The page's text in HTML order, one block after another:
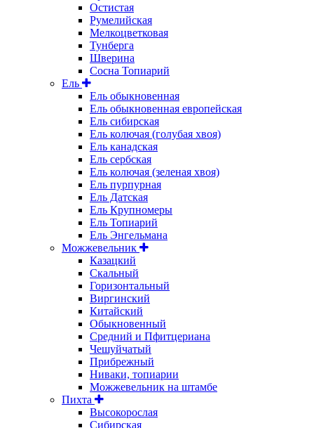
Остистая
Румелийская
Мелкоцветковая
Тунберга
Шверина
Сосна Топиарий
Ель
Ель обыкновенная
Ель обыкновенная европейская
Ель сибирская
Ель колючая (голубая хвоя)
Ель канадская
Ель сербская
Ель колючая (зеленая хвоя)
Ель пурпурная
Ель Датская
Ель Крупномеры
Ель Топиарий
Ель Энгельмана
Можжевельник
Казацкий
Скальный
Горизонтальный
Виргинский
Китайский
Обыкновенный
Средний и Пфитцериана
Чешуйчатый
Прибрежный
Ниваки, топиарии
Можжевельник на штамбе
Пихта
Высокорослая
Сибирская